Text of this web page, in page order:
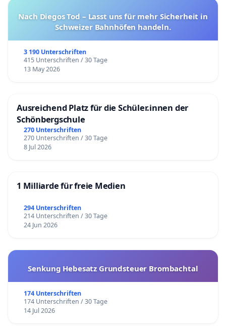
Nach Diegos Tod – Lasst uns für mehr Sicherheit in
Schweizer Bahnhöfen handeln.
3 190 Unterschriften
415 Unterschriften / 30 Tage
13 May 2026
Ausreichend Platz für die Schüler.innen der
Schönbergschule
270 Unterschriften
270 Unterschriften / 30 Tage
8 Jul 2026
1 Milliarde für freie Medien
294 Unterschriften
214 Unterschriften / 30 Tage
24 Jun 2026
Senkung Hebesatz Grundsteuer Brombachtal
174 Unterschriften
174 Unterschriften / 30 Tage
14 Jul 2026